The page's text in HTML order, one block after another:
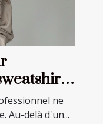
ne
Au-delà d'un...